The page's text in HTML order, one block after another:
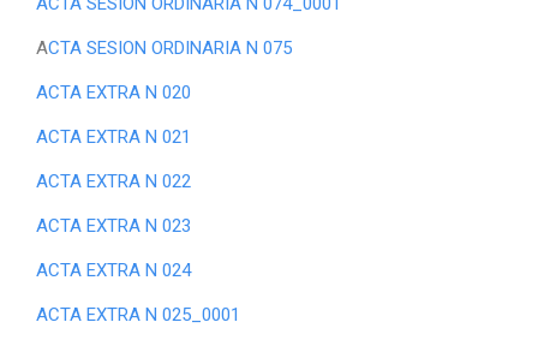
ACTA SESION ORDINARIA N 075
ACTA EXTRA N 020
ACTA EXTRA N 021
ACTA EXTRA N 022
ACTA EXTRA N 023
ACTA EXTRA N 024
ACTA EXTRA N 025_0001